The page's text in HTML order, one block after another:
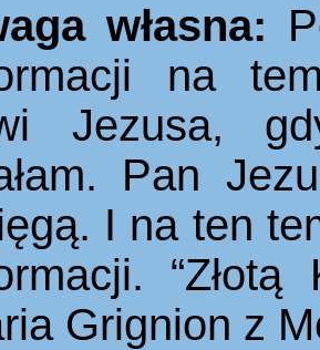
własna:
na
Jezusa,
Pan
I na ten
“Złotą
Grignion z